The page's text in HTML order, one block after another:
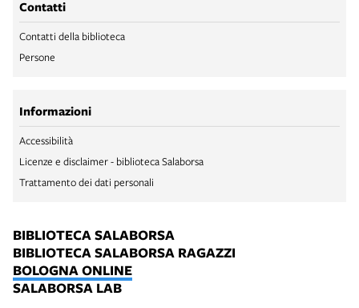
Contatti
Contatti della biblioteca
Persone
Informazioni
Accessibilità
Licenze e disclaimer - biblioteca Salaborsa
Trattamento dei dati personali
BIBLIOTECA SALABORSA
BIBLIOTECA SALABORSA RAGAZZI
BOLOGNA ONLINE
SALABORSA LAB